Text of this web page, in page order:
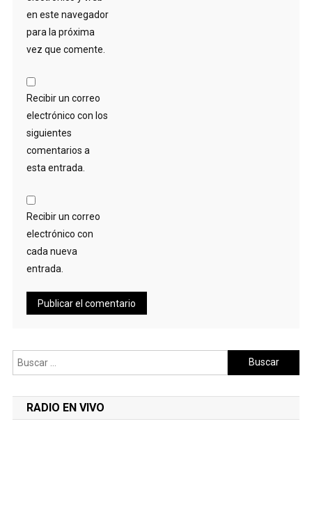
en este navegador
para la próxima
vez que comente.
Recibir un correo
electrónico con los
siguientes
comentarios a
esta entrada.
Recibir un correo
electrónico con
cada nueva
entrada.
Buscar:
RADIO EN VIVO